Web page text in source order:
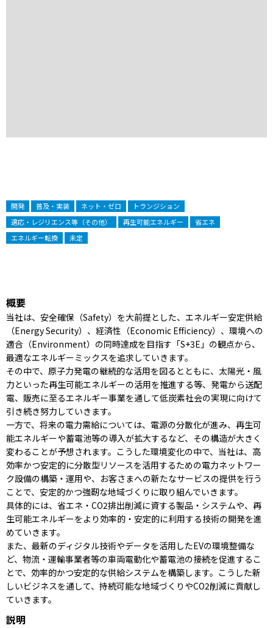
開発 普及・実装 ネット・ゼロ
トランジション
適応・レジリエンス等（その他）
再生可能エネルギー
省エネ
エネルギー転換
未定
概要
当社は、安全確保（Safety）を大前提とした、エネルギー安定供給
（Energy Security）、経済性（Economic Efficiency）、環境への
適合（Environment）の同時達成を目指す「S+3E」の観点から、
最適なエネルギーミックスを追求していきます。
その中で、原子力発電の継続的な活用を図るとともに、太陽光・風
力といった再生可能エネルギーの活用を推進する等、発電から送配
電、販売に至るエネルギー事業を通して低炭素社会の実現に向けて
引き続き努力していきます。
一方で、将来の電力需給については、電源の分散化が進み、再生可
能エネルギーや蓄電池等の導入が拡大するなど、その構造が大きく
変わることが予想されます。こうした環境変化の中で、当社は、高
効率かつ安定的に分散型リソースを活用するための電力ネットワー
ク設備の構築・運用や、お客さまへの新たなサービスの提供を行う
ことで、安定的かつ強靭な地域づくりに取り組んでいきます。
具体的には、省エネ・CO2排出削減に資する製品・システムや、再
生可能エネルギーをより効率的・安定的に利用する技術の開発を進
めていきます。
また、最新のディジタル技術やデータを活用したEVの環境整備な
ど、物流・運輸事業者等の車両電動化や蓄電池の接続を促進するこ
とで、効率的かつ安定的な供給システムを構築します。こうした新
しいビジネスを通して、持続可能な地域づくりやCO2削減に貢献し
ていきます。
説明